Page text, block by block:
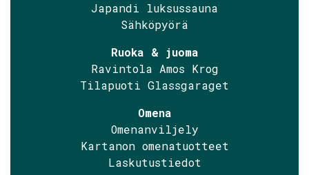
Japandi luksussauna
Sähköpyörä
Ruoka & juoma
Ravintola Amos Krog
Tilapuoti Glassgaraget
Omena
Omenanviljely
Kartanon omenatuotteet
Laskutustiedot